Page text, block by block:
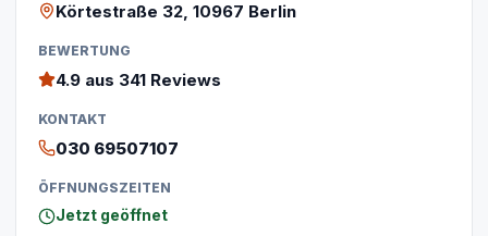
Körtestraße 32, 10967 Berlin
BEWERTUNG
4.9 aus 341 Reviews
KONTAKT
030 69507107
ÖFFNUNGSZEITEN
Jetzt geöffnet